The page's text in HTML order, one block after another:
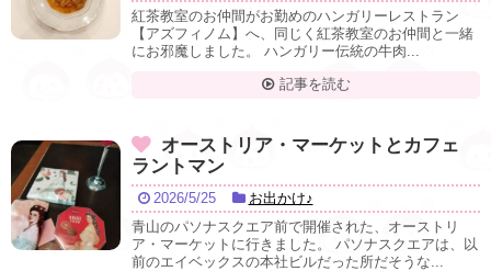
紅茶教室のお仲間がお勤めのハンガリーレストラン
【アズフィノム】へ、同じく紅茶教室のお仲間と一緒
にお邪魔しました。 ハンガリー伝統の牛肉...
記事を読む
オーストリア・マーケットとカフェ
ラントマン
2026/5/25
お出かけ♪
青山のパソナスクエア前で開催された、オーストリ
ア・マーケットに行きました。 パソナスクエアは、以
前のエイベックスの本社ビルだった所だそうな...